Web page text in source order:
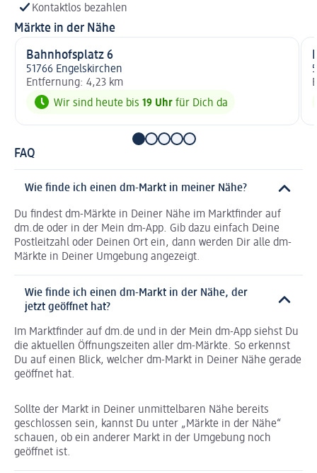
Kontaktlos bezahlen
Märkte in der Nähe
Bahnhofsplatz 6
51766 Engelskirchen
Entfernung: 4,23 km
Wir sind heute bis 19 Uhr für Dich da
FAQ
Wie finde ich einen dm-Markt in meiner Nähe?
Du findest dm-Märkte in Deiner Nähe im Marktfinder auf
dm.de oder in der Mein dm-App. Gib dazu einfach Deine
Postleitzahl oder Deinen Ort ein, dann werden Dir alle dm-
Märkte in Deiner Umgebung angezeigt.
Wie finde ich einen dm-Markt in der Nähe, der
jetzt geöffnet hat?
Im Marktfinder auf dm.de und in der Mein dm-App siehst Du
die aktuellen Öffnungszeiten aller dm-Märkte. So erkennst
Du auf einen Blick, welcher dm-Markt in Deiner Nähe gerade
geöffnet hat.
Sollte der Markt in Deiner unmittelbaren Nähe bereits
geschlossen sein, kannst Du unter „Märkte in der Nähe“
schauen, ob ein anderer Markt in der Umgebung noch
geöffnet ist.